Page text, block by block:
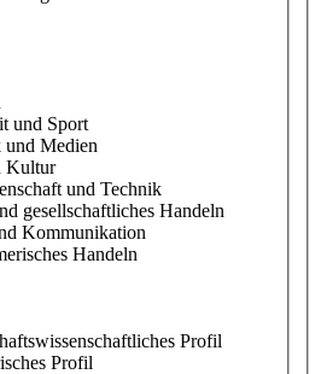
und Sport
Medien
Kultur
und Technik
gesellschaftliches Handeln
Kommunikation
Handeln
Profil
Profil